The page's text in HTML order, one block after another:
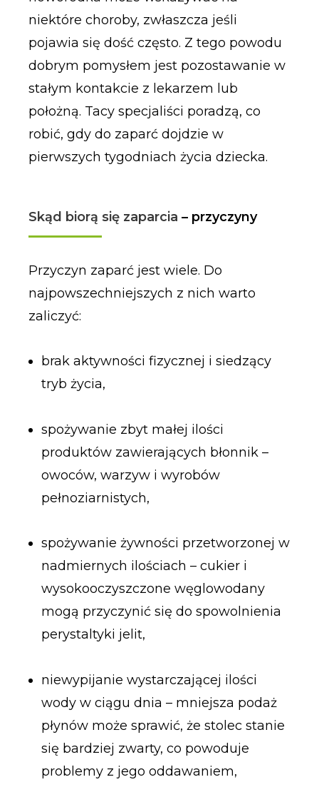
niektóre choroby, zwłaszcza jeśli
pojawia się dość często. Z tego powodu
dobrym pomysłem jest pozostawanie w
stałym kontakcie z lekarzem lub
położną. Tacy specjaliści poradzą, co
robić, gdy do zaparć dojdzie w
pierwszych tygodniach życia dziecka.
Skąd biorą się zaparcia – przyczyny
Przyczyn zaparć jest wiele. Do
najpowszechniejszych z nich warto
zaliczyć:
brak aktywności fizycznej i siedzący
tryb życia,
spożywanie zbyt małej ilości
produktów zawierających błonnik –
owoców, warzyw i wyrobów
pełnoziarnistych,
spożywanie żywności przetworzonej w
nadmiernych ilościach – cukier i
wysokooczyszczone węglowodany
mogą przyczynić się do spowolnienia
perystaltyki jelit,
niewypijanie wystarczającej ilości
wody w ciągu dnia – mniejsza podaż
płynów może sprawić, że stolec stanie
się bardziej zwarty, co powoduje
problemy z jego oddawaniem,